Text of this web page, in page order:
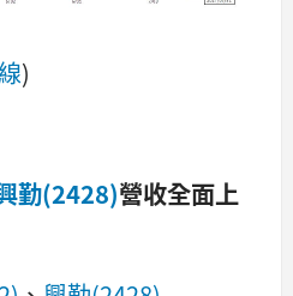
)
勤(2428)營收全面上